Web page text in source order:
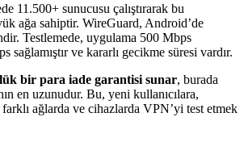
11.500+ sunucusu çalıştırarak bu
ağa sahiptir. WireGuard, Android’de
Testlemede, uygulama 500 Mbps
sağlamıştır ve kararlı gecikme süresi vardır.
bir para iade garantisi sunar, burada
en uzunudur. Bu, yeni kullanıcılara,
ağlarda ve cihazlarda VPN’yi test etmek